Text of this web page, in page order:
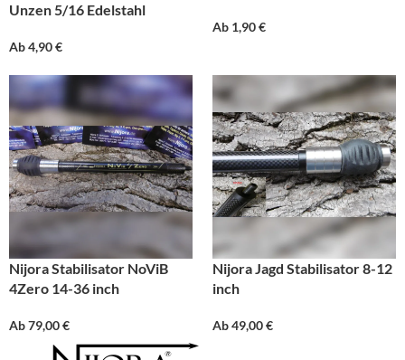
Unzen 5/16 Edelstahl
Ab4,90€
Ab 1,90€
Nijora Stabilisator NoViB
4Zero 14-36 inch
Ab79,00€
Nijora Jagd Stabilisator 8-12
inch
Ab49,00€